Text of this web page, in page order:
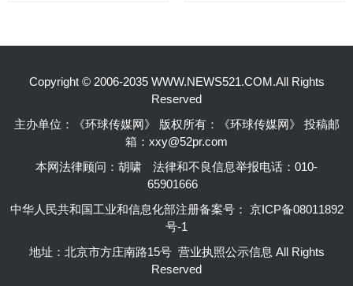
Copyright © 2006-2035 WWW.NEWS521.COM.All Rights
Reserved
主办单位：《环球传媒网》 版权所有：《环球传媒网》 投稿邮
箱：xxy@52pr.com
本网法律顾问：胡啸
法律和不良信息举报电话：010-
65901666
中华人民共和国工业和信息化部注册备案号： 京ICP备08011892
号-1
地址：北京市方庄南路15号 营业执照公示信息 All Rights
Reserved